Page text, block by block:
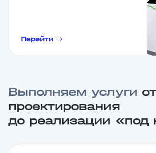
Перейти
Выполняем услугиот
проектирования
до реализации «под